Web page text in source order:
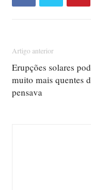
Artigo anterior
Erupções solares
muito mais quentes
pensava